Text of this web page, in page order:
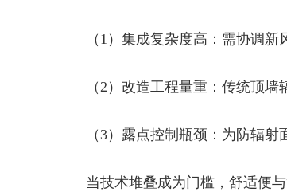
（1）集成复杂度高：需协调
（2）改造工程量重：传统顶
（3）露点控制瓶颈：为防辐
当技术堆叠成为门槛，舒适便